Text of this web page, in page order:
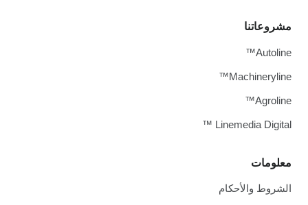
معلومات
الشروط والأحكام
مشروعاتنا
Autoline™
Machineryline™
Agroline™
Linemedia Digital ™